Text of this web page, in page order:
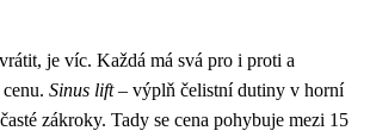
je víc. Každá má svá pro i proti a
Sinus lift– výplň čelistní dutiny v horní
zákroky. Tady se cena pohybuje mezi 15